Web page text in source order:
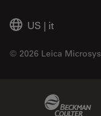
US | it
© 2026 Leica